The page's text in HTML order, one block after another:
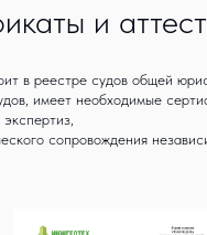
и
в реестре судов общей
имеет необходимые
сопровождения